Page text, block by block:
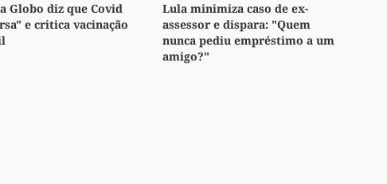
Globo diz que Covid
e critica vacinação
Lula minimiza caso de ex-
assessor e dispara: "Quem
nunca pediu empréstimo a um
amigo?"